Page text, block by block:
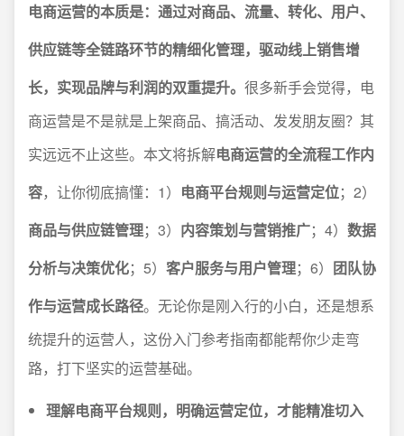
电商运营的本质是：通过对商品、流量、转化、用户、
供应链等全链路环节的精细化管理，驱动线上销售增
长，实现品牌与利润的双重提升。 很多新手会觉得，电
商运营是不是就是上架商品、搞活动、发发朋友圈？其
实远远不止这些。本文将拆解电商运营的全流程工作内
容，让你彻底搞懂：1） 电商平台规则与运营定位；2）
商品与供应链管理；3） 内容策划与营销推广；4） 数据
分析与决策优化；5） 客户服务与用户管理；6） 团队协
作与运营成长路径。无论你是刚入行的小白，还是想系
统提升的运营人，这份入门参考指南都能帮你少走弯
路，打下坚实的运营基础。
理解电商平台规则，明确运营定位，才能精准切入